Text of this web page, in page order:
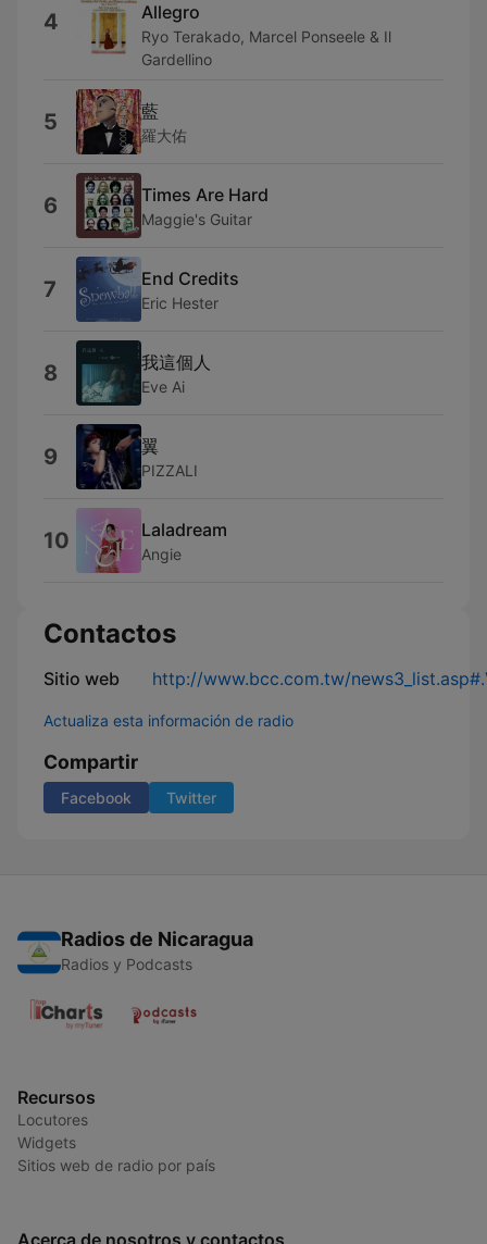
4
Allegro
Ryo Terakado, Marcel Ponseele & Il
Gardellino
5 藍
羅大佑
6 Times Are Hard
Maggie's Guitar
7 End Credits
Eric Hester
8 我這個人
Eve Ai
9 翼
PIZZALI
10 Laladream
Angie
Contactos
Sitio web http://www.bcc.com.tw/
Actualiza esta información de radio
Compartir
Facebook Twitter
Radios de Nicaragua
Radios y Podcasts
Recursos
Locutores
Widgets
Sitios web de radio por país
Acerca de nosotros y contactos